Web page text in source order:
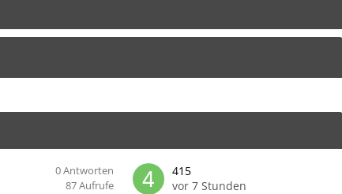
0Antworten
87Aufrufe
415
vor 7 Stunden